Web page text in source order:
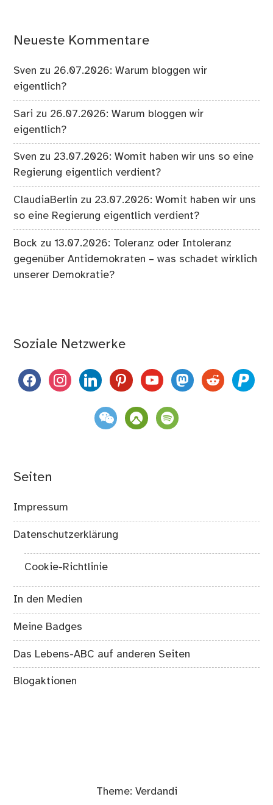
Neueste Kommentare
Sven zu 26.07.2026: Warum bloggen wir
eigentlich?
Sari zu 26.07.2026: Warum bloggen wir
eigentlich?
Sven zu 23.07.2026: Womit haben wir uns so eine
Regierung eigentlich verdient?
ClaudiaBerlin zu 23.07.2026: Womit haben wir uns
so eine Regierung eigentlich verdient?
Bock zu13.07.2026: Toleranz oder Intoleranz
gegenüber Antidemokraten – was schadet wirklich
unserer Demokratie?
Soziale Netzwerke
facebookinstagramlinkedinpinterestyoutubemastodon
reddit paypal
weixin komootspotify
Seiten
Impressum
Datenschutzerklärung
Cookie-Richtlinie
In den Medien
Meine Badges
Das Lebens-ABC auf anderen Seiten
Blogaktionen
Theme: Verdandi